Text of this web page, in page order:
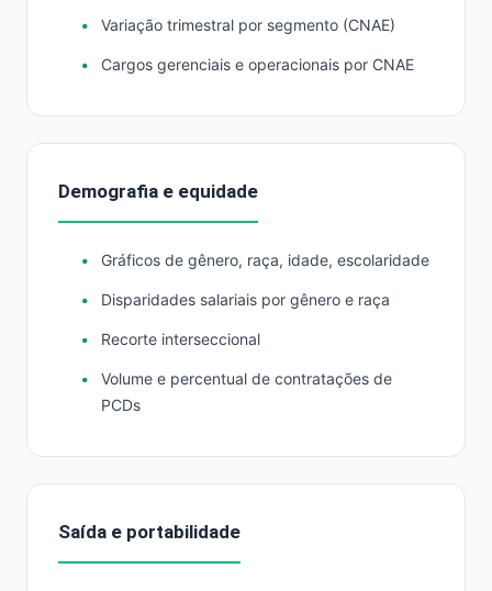
Variação trimestral por segmento (CNAE)
Cargos gerenciais e operacionais por CNAE
Demografia e equidade
Gráficos de gênero, raça, idade, escolaridade
Disparidades salariais por gênero e raça
Recorte interseccional
Volume e percentual de contratações de
PCDs
Saída e portabilidade